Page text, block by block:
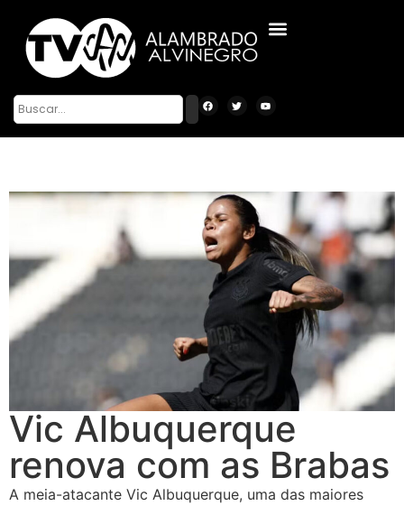
Vic Albuquerque
renova com as Brabas
A meia-atacante Vic Albuquerque, uma das maiores